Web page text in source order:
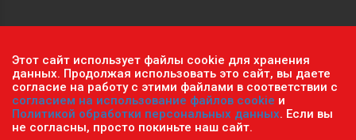
Обратите внимание, что данный сайт носит исключительно
информационный характер и ни при каких условиях не
является публичной офертой, определяемой положениями ч.2
ст. 437 Гражданского кодекса РФ.Политика
конфиденциальности персональных данных.
Пользовательское соглашение.
Этот сайт использует файлы cookie для хранения
данных. Продолжая использовать это сайт, вы даете
согласие на работу с этими файлами в соответствии с
согласием на использование файлов cookie и
Политикой обработки персональных данных. Если вы
не согласны, просто покиньте наш сайт.